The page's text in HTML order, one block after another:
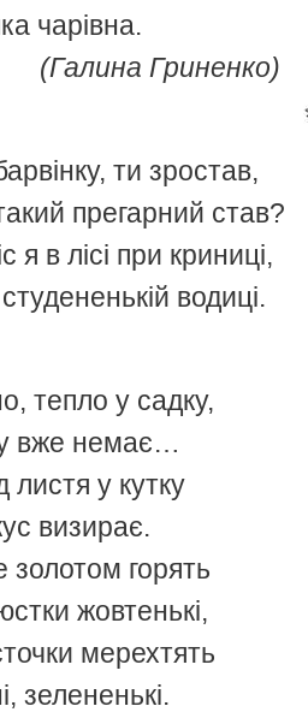
чарівна.
(Галина Гриненко)
ти зростав,
прегарний став?
я в лісі при криниці,
водиці.
тепло у садку,
вже немає…
листя у кутку
визирає.
золотом горять
жовтенькі,
мерехтять
зелененькі.